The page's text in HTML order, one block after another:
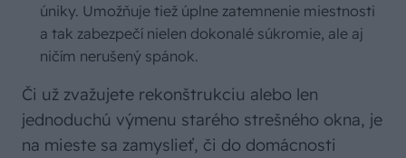
úniky. Umožňuje tiež úplne zatemnenie miestnosti
a tak zabezpečí nielen dokonalé súkromie, ale aj
ničím nerušený spánok.
Či už zvažujete rekonštrukciu alebo len
jednoduchú výmenu starého strešného okna, je
na mieste sa zamyslieť, či do domácnosti